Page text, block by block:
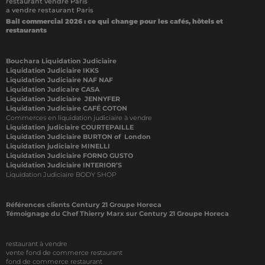
a vendre restaurant Paris
Bail commercial 2026 : ce qui change pour les cafés, hôtels et
restaurants
Bouchara Liquidation Judiciaire
Liquidation Judiciaire IKKS
Liquidation Judiciaire NAF NAF
Liquidation Judicaire CASA
Liquidation Judiciaire JENNYFER
Liquidation Judiciaire CAFÉ COTON
Commerces en liquidation judiciaire à vendre
Liquidation judiciaire COURTEPAILLE
Liquidation Judiciaire BURTON of London
Liquidation judiciaire MINELLI
Liquidation Judiciaire FORNO GUSTO
Liquidation Judiciaire INTERIOR’S
Liquidation Judiciaire BODY SHOP
Références clients Century 21 Groupe Horeca
Témoignage du Chef Thierry Marx sur Century 21 Groupe Horeca
restaurant à vendre
vente fond de commerce restaurant
fond de commerce restaurant